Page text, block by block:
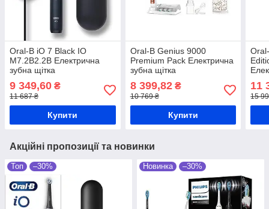
Oral-B iO 7 Black IO
M7.2B2.2B Електрична
зубна щітка
9 349,60 ₴
11 687 ₴
Купити
Oral-B Genius 9000
Premium Pack Електрична
зубна щітка
8 399,82₴
10 769 ₴
Купити
11
15
Акційні пропозиції та новинки
Топ –30% Новинка –30%